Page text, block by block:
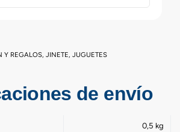
Y REGALOS, JINETE, JUGUETES
de envío
0,5 kg